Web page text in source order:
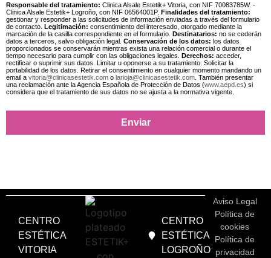
Responsable del tratamiento: Clinica Alsale Estetik+ Vitoria, con NIF 70083785W. -
Clinica Alsale Estetik+ Logroño, con NIF 06564001P. Finalidades del tratamiento:
gestionar y responder a las solicitudes de información enviadas a través del formulario
de contacto. Legitimación: consentimiento del interesado, otorgado mediante la
marcación de la casilla correspondiente en el formulario. Destinatarios: no se cederán
datos a terceros, salvo obligación legal. Conservación de los datos: los datos
proporcionados se conservarán mientras exista una relación comercial o durante el
tiempo necesario para cumplir con las obligaciones legales. Derechos: acceder,
rectificar o suprimir sus datos. Limitar u oponerse a su tratamiento. Solicitar la
portabilidad de los datos. Retirar el consentimiento en cualquier momento mandando un
email a vitoria@clinicasestetik.com o larioja@clinicasestetik.com . También presentar
una reclamación ante la Agencia Española de Protección de Datos (www.aepd.es) si
considera que el tratamiento de sus datos no se ajusta a la normativa vigente.
Enviar
CENTRO
ESTÉTICA
VITORIA
CENTRO
ESTÉTICA
LOGROÑO
Aviso Legal
Política de
cookies
Política de
privacidad